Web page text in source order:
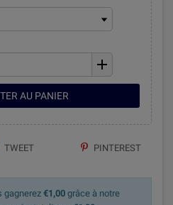
add
AU PANIER
TWEET PINTEREST
gagnerez €1,00 grâce à notre